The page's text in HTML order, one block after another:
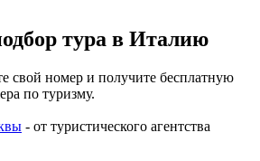
тура в Италию
свой номер и получите бесплатную
по туризму.
- от туристического агентства